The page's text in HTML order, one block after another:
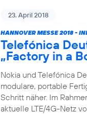
23. April 2018
HANNOVER MESSE 2018 -
Telefónica
„Factory in a
Nokia und Telefónica
modulare, portable
Schritt näher. Im
aktuelle LTE/4G-Netz